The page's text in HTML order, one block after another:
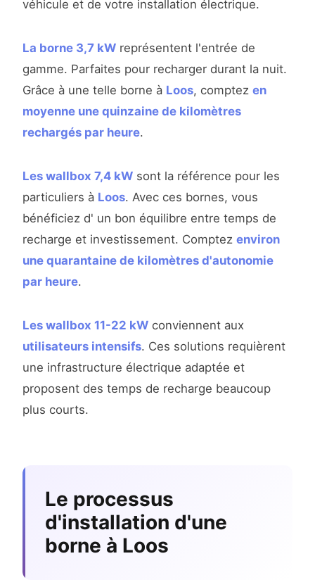
véhicule et de votre installation électrique.
La borne 3,7 kW représentent l'entrée de
gamme. Parfaites pour recharger durant la nuit.
Grâce à une telle borne à Loos, comptez en
moyenne une quinzaine de kilomètres
rechargés par heure.
Les wallbox 7,4 kW sont la référence pour les
particuliers à Loos. Avec ces bornes, vous
bénéficiez d' un bon équilibre entre temps de
recharge et investissement. Comptez environ
une quarantaine de kilomètres d'autonomie
par heure.
Les wallbox 11-22 kW conviennent aux
utilisateurs intensifs. Ces solutions requièrent
une infrastructure électrique adaptée et
proposent des temps de recharge beaucoup
plus courts.
Le processus
d'installation d'une
borne à Loos